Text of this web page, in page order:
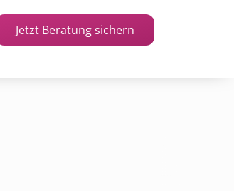
Jetzt Beratung sichern